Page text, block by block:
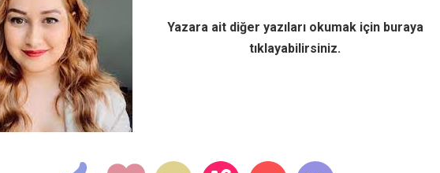
Yazara ait diğer yazıları okumak için buraya
tıklayabilirsiniz.